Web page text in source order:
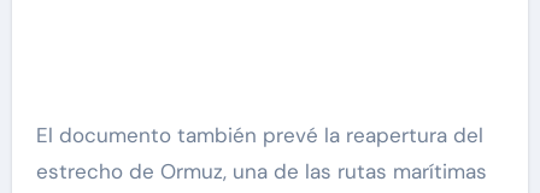
El documento también prevé la reapertura del
estrecho de Ormuz, una de las rutas marítimas